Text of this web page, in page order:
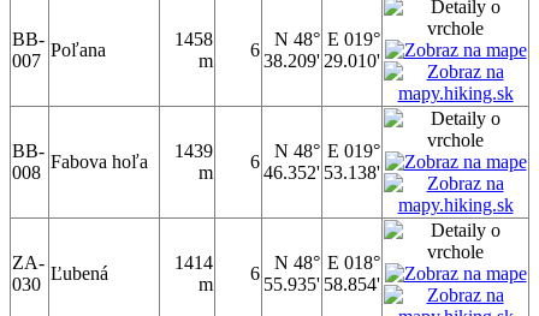
BB-
007
Poľana
1458
m
6
N 48°
38.209'
E 019°
29.010'
BB-
008
Fabova hoľa
1439
m
6
N 48°
46.352'
E 019°
53.138'
ZA-
030
Ľubená
1414
m
6
N 48°
55.935'
E 018°
58.854'